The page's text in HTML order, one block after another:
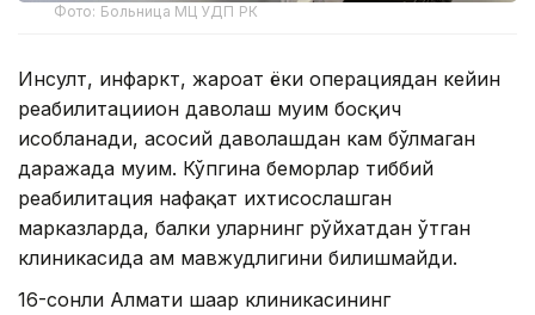
Фото: Больница МЦ УДП РК
Инсулт, инфаркт, жароҳат ёки операциядан кейин
реабилитациион даволаш муҳим босқич
ҳисобланади, асосий даволашдан кам бўлмаган
даражада муҳим. Кўпгина беморлар тиббий
реабилитация нафақат ихтисослашган
марказларда, балки уларнинг рўйхатдан ўтган
клиникасида ҳам мавжудлигини билишмайди.
16-сонли Алмати шаҳар клиникасининг